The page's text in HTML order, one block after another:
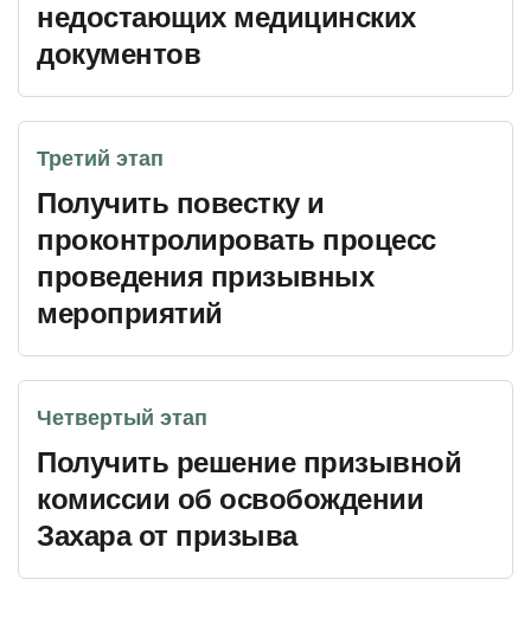
недостающих медицинских
документов
Третий этап
Получить повестку и
проконтролировать процесс
проведения призывных
мероприятий
Четвертый этап
Получить решение призывной
комиссии об освобождении
Захара от призыва